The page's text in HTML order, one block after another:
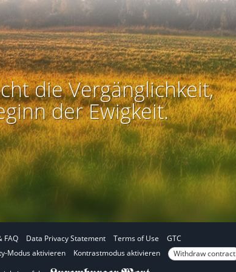
die Vergänglichkeit,
der Ewigkeit.
FAQ Data Privacy Statement Terms of Use
GTC
Modus aktivieren
IKontrastmodus aktivieren
Withdraw contract